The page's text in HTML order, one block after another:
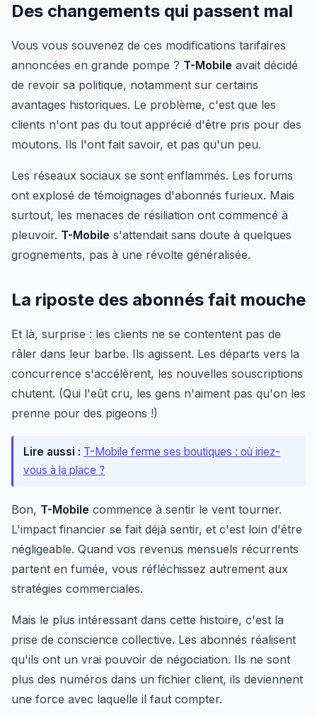
Des changements qui passent mal
Vous vous souvenez de ces modifications tarifaires
annoncées en grande pompe ? T-Mobile avait décidé
de revoir sa politique, notamment sur certains
avantages historiques. Le problème, c'est que les
clients n'ont pas du tout apprécié d'être pris pour des
moutons. Ils l'ont fait savoir, et pas qu'un peu.
Les réseaux sociaux se sont enflammés. Les forums
ont explosé de témoignages d'abonnés furieux. Mais
surtout, les menaces de résiliation ont commencé à
pleuvoir. T-Mobile s'attendait sans doute à quelques
grognements, pas à une révolte généralisée.
La riposte des abonnés fait mouche
Et là, surprise : les clients ne se contentent pas de
râler dans leur barbe. Ils agissent. Les départs vers la
concurrence s'accélèrent, les nouvelles souscriptions
chutent. (Qui l'eût cru, les gens n'aiment pas qu'on les
prenne pour des pigeons !)
Lire aussi : T-Mobile ferme ses boutiques : où iriez-
vous à la place ?
Bon, T-Mobile commence à sentir le vent tourner.
L'impact financier se fait déjà sentir, et c'est loin d'être
négligeable. Quand vos revenus mensuels récurrents
partent en fumée, vous réfléchissez autrement aux
stratégies commerciales.
Mais le plus intéressant dans cette histoire, c'est la
prise de conscience collective. Les abonnés réalisent
qu'ils ont un vrai pouvoir de négociation. Ils ne sont
plus des numéros dans un fichier client, ils deviennent
une force avec laquelle il faut compter.